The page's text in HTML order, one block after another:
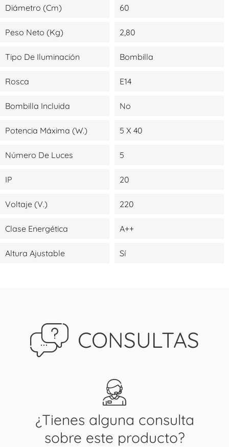
Diámetro (cm) 60
Peso Neto (kg) 2,80
Tipo De Iluminación Bombilla
Rosca E14
Bombilla Incluida No
Potencia Máxima (W.) 5 X 40
Número De Luces 5
IP 20
Voltaje (V.) 220
Clase Energética A++
Altura Ajustable Sí
CONSULTAS
¿Tienes alguna consulta
sobre este producto?